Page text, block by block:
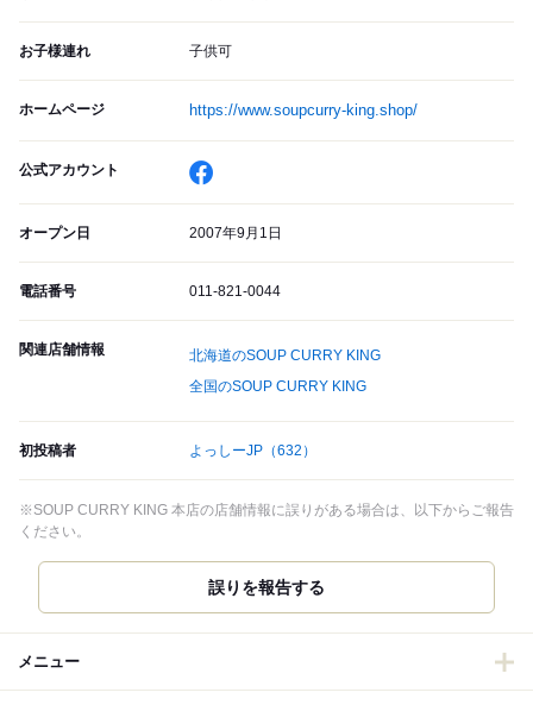
お子様連れ 子供可
ホームページ https://www.soupcurry-king.shop/
公式アカウント
オープン日 2007年9月1日
電話番号 011-821-0044
関連店舗情報
北海道のSOUP CURRY KING
全国のSOUP CURRY KING
初投稿者 よっしーJP （632）
※SOUP CURRY KING 本店の店舗情報に誤りがある場合は、以下からご報告
ください。
誤りを報告する
メニュー